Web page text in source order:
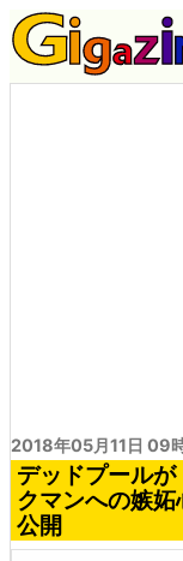
2018年05月11日 09
デッドプール
クマンへの嫉
公開